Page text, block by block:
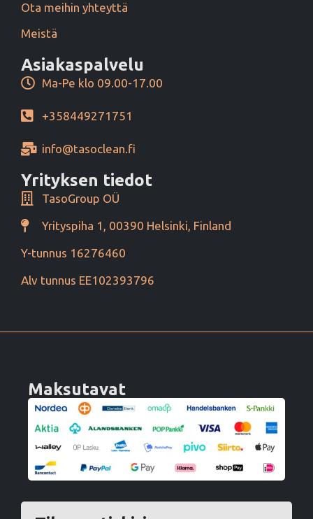
Ota meihin yhteyttä
Meistä
Asiakaspalvelu
Ma-Pe klo 09.00-17.00
+358449271751
info@tasoclean.fi
Yrityksen tiedot
TasoGroup OÜ
Yrityspiha 1, 00390 Helsinki, Finland
Y-tunnus 16276460
Alv tunnus EE102393796
Maksutavat